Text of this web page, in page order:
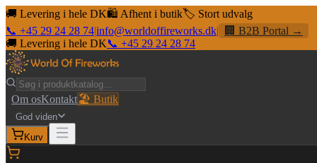
🚚 Levering i hele DK🛍️ Afhent i butik🏷️ Stort udvalg
📞 +45 29 24 28 74|info@worldoffireworks.dk|
🏢 B2B Portal →
🚚 Levering i hele DK📞 +45 29 24 28 74
Om osKontakt🏖️ Butik
God viden
Kurv